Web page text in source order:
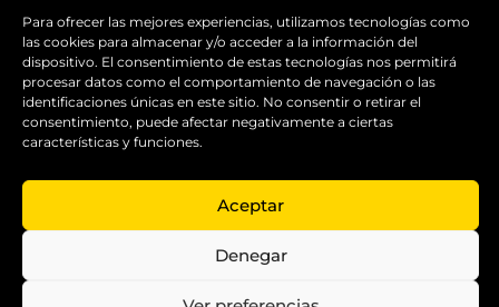
Para ofrecer las mejores experiencias, utilizamos tecnologías como
las cookies para almacenar y/o acceder a la información del
dispositivo. El consentimiento de estas tecnologías nos permitirá
procesar datos como el comportamiento de navegación o las
identificaciones únicas en este sitio. No consentir o retirar el
consentimiento, puede afectar negativamente a ciertas
características y funciones.
Aceptar
Denegar
deportivos
para todas las
disciplinas,
garantizando
la calidad y el
servicio.
Copyright ©
Solutions